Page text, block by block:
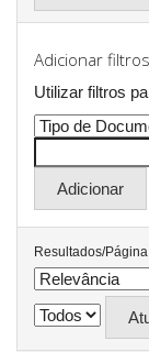
Adicionar
Utilizar filtros
Resultados/Página